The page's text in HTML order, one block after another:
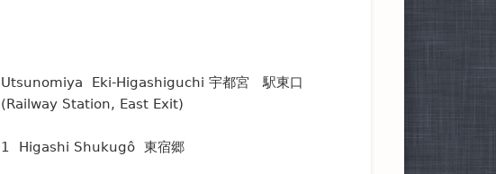
Utsunomiya Eki-Higashiguchi 宇都宮 駅東口
(Railway Station, East Exit)
1 Higashi Shukugô 東宿郷